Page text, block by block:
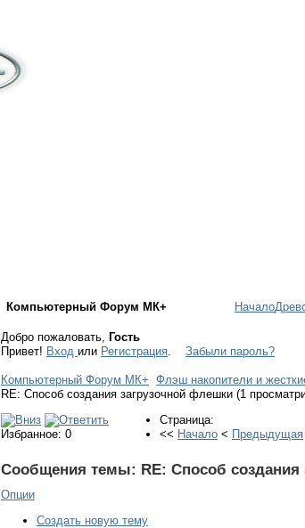
Компьютерный Форум МК+ Начало
Добро пожаловать, Гость
Привет! Вход или Регистрация. Забыли пароль?
Компьютерный Форум МК+ Флэш накопители и
RE: Способ создания загрузочной флешки (1
Избранное: 0
Страница:
<< Начало < Предыдущая
Сообщения темы: RE: Способ
Опции
Создать новую тему